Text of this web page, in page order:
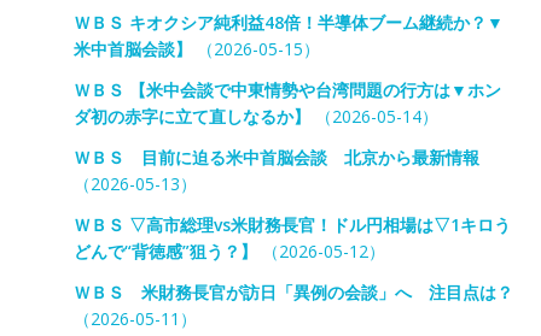
ＷＢＳ キオクシア純利益48倍！半導体ブーム継続か？▼
米中首脳会談】
（2026-05-15）
ＷＢＳ 【米中会談で中東情勢や台湾問題の行方は▼ホン
ダ初の赤字に立て直しなるか】
（2026-05-14）
ＷＢＳ 目前に迫る米中首脳会談 北京から最新情報
（2026-05-13）
ＷＢＳ ▽高市総理vs米財務長官！ドル円相場は▽1キロう
どんで“背徳感”狙う？】
（2026-05-12）
ＷＢＳ 米財務長官が訪日「異例の会談」へ 注目点は？
（2026-05-11）